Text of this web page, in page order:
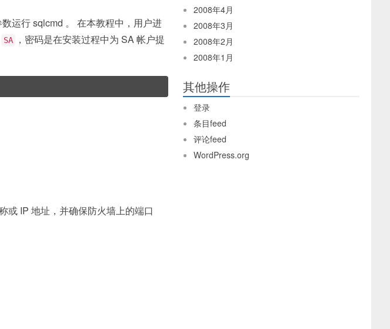
运行 sqlcmd 。 在本教程中，用户进
SA
，密码是在安装过程中为 SA 帐户提
或 IP 地址，并确保防火墙上的端口
2008年4月
2008年3月
2008年2月
2008年1月
其他操作
登录
条目feed
评论feed
WordPress.org